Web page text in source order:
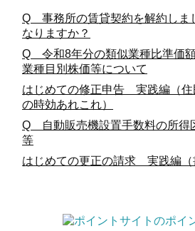
Q 事務所の賃貸契約を解約しま
なりますか？
Q 令和8年分の類似業種比準価
業種目別株価等について
はじめての修正申告 実践編（住
の時効あれこれ）
Q 自動販売機設置手数料の所
等
はじめての更正の請求 実践編（